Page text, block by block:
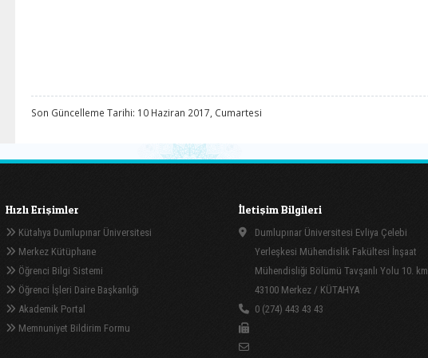
Son Güncelleme Tarihi: 10 Haziran 2017, Cumartesi
Hızlı Erişimler
Kütahya Dumlupınar Üniversitesi
Merkez Kütüphane
Öğrenci Bilgi Sistemi
Öğrenci İşleri Daire Başkanlığı
Akademik Portal
Memnuniyet Bildirim Formu
İletişim Bilgileri
Dumlupınar Üniversitesi Evliya Çelebi
Yerleşkesi Mühendislik Fakültesi İnşaat
Mühendisliği Bölümü Tavşanlı Yolu 10. km
43100 Merkez / KÜTAHYA
0 (274) 443 43 43